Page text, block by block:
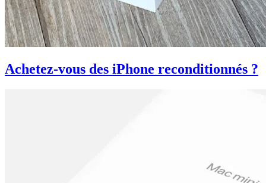
Achetez-vous des iPhone reconditionnés ?